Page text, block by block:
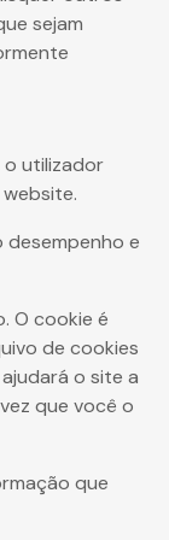
sejam
utilizador
desempenho e
O cookie é
de cookies
o site a
que você o
que